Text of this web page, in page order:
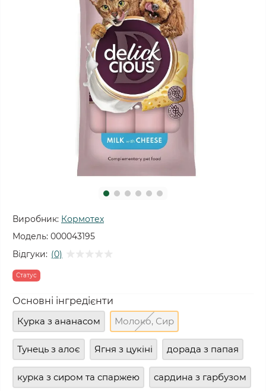
Виробник: Кормотех
Модель: 000043195
Відгуки: (0)
Статус
Основні інгредієнти
Курка з ананасом
Молоко, Сир
Тунець з алоє Ягня з цукіні дорада з папая
курка з сиром та спаржею сардина з гарбузом